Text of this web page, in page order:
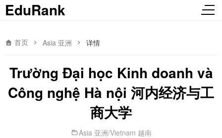
EduRank
首页 Asia 亚洲 详情
Trường Đại học Kinh doanh và
Công nghệ Hà nội 河内经济与工
商大学
Asia 亚洲/Vietnam 越南